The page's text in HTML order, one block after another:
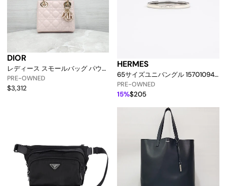
DIOR
レディース スモールバッグ パウダ
ーピンク リザード ハンドル
M0505odhf 157148638 [p]
PRE-OWNED
$3,312
HERMES
65サイズユニバングル 157010948
[p]
PRE-OWNED
15%$205